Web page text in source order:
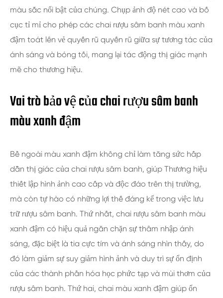
màu sắc nổi bật của chúng. Chụp ảnh độ nét cao và bố
cục tỉ mỉ cho phép các chai rượu sâm banh màu xanh
đậm toát lên vẻ quyến rũ quyến rũ giữa sự tương tác của
ánh sáng và bóng tối, mang lại tác động thị giác mạnh
mẽ cho thương hiệu.
Vai trò bảo vệ của chai rượu sâm banh
màu xanh đậm
Bề ngoài màu xanh đậm không chỉ làm tăng sức hấp
dẫn thị giác của chai rượu sâm banh, giúp Thương hiệu
thiết lập hình ảnh cao cấp và độc đáo trên thị trường,
mà còn tự hào có những lợi thế đáng kể trong việc lưu
trữ rượu sâm banh. Thứ nhất, chai rượu sâm banh màu
xanh đậm có hiệu quả ngăn chặn sự thâm nhập ánh
sáng, đặc biệt là tia cực tím và ánh sáng nhìn thấy, do
đó làm giảm sự suy giảm hình ảnh và duy trì sự ổn định
của các thành phần hóa học phức tạp và mùi thơm của
rượu sâm banh. Thứ hai, chai màu xanh đậm giúp ổn